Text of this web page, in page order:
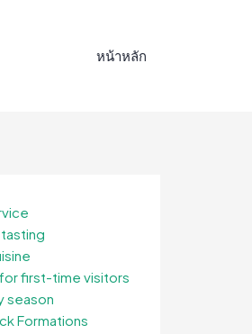
หน้าหลัก
first-time visitors
season
Formations